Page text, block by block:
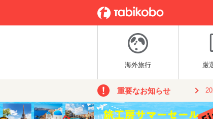
海外旅行 厳
重要なお知らせ